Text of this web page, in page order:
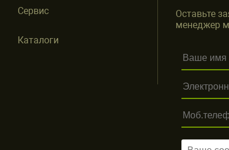
Сервис
Каталоги
Оставьте
менеджер